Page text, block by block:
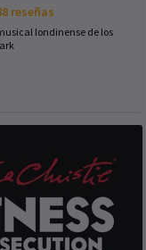
reseñas
londinense de los